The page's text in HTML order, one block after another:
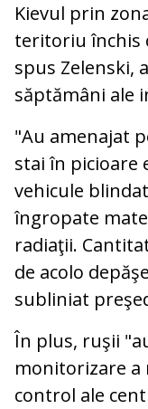
Kievul prin
teritoriu închis
spus Zelenski,
săptămâni ale
"Au amenajat
stai în picioare
vehicule
îngropate
radiaţii.
de acolo
subliniat
În plus, ruşii
monitorizare a
control ale